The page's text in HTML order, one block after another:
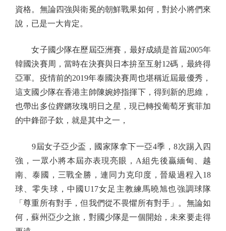
資格。無論四強與衛冕的朝鮮戰果如何，對於小將們來
說，已是一大肯定。
女子國少隊在歷屆亞洲賽，最好成績是首屆2005年
韓國決賽周，當時在決賽與日本拚至互射12碼，最終得
亞軍。疫情前的2019年泰國決賽周也堪稱近屆最優秀，
這支國少隊在香港主帥陳婉婷指揮下，得到新的思維，
也帶出多位鏗鏘玫瑰明日之星，現已轉投葡萄牙賓菲加
的中鋒邵子欽，就是其中之一，
9屆女子亞少盃，國家隊拿下一亞4季，8次踢入四
強，一眾小將本屆亦表現亮眼，A組先後贏緬甸、越
南、泰國，三戰全勝，連同力克印度，晉級過程入18
球、零失球，中國U17女足主教練馬曉旭也強調球隊
「尊重所有對手，但我們從不畏懼所有對手」。無論如
何，蘇州亞少之旅，對國少隊是一個開始，未來要走得